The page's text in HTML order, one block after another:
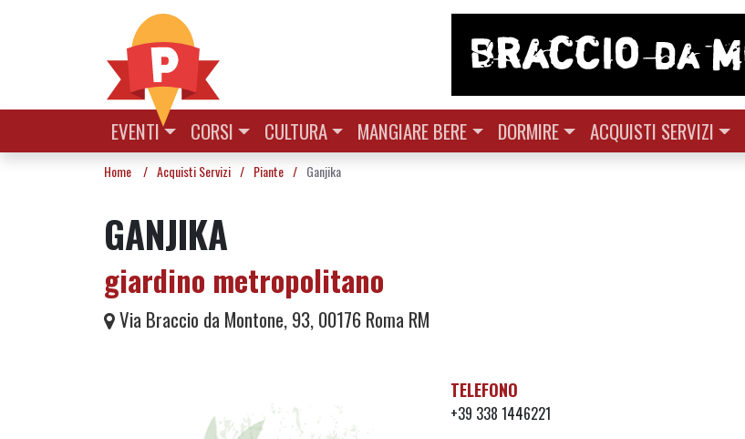
EVENTI CORSI CULTURA MANGIARE BERE DORMIRE ACQUISTI SERVIZI
Home / Acquisti Servizi / Piante / Ganjika
GANJIKA
giardino metropolitano
Via Braccio da Montone, 93, 00176 Roma RM
TELEFONO
+39 338 1446221